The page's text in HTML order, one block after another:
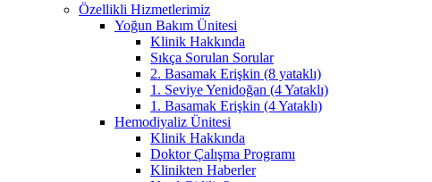
Özellikli Hizmetlerimiz
Yoğun Bakım Ünitesi
Klinik Hakkında
Sıkça Sorulan Sorular
2. Basamak Erişkin (8 yataklı)
1. Seviye Yenidoğan (4 Yataklı)
1. Basamak Erişkin (4 Yataklı)
Hemodiyaliz Ünitesi
Klinik Hakkında
Doktor Çalışma Programı
Klinikten Haberler